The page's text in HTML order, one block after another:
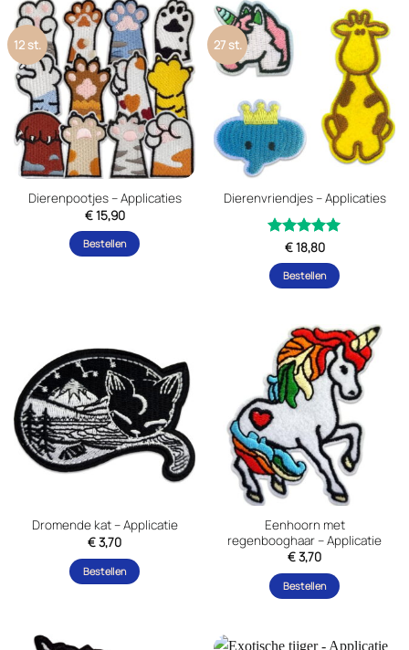
12 st.
Dierenpootjes – Applicaties
€15,90
Bestellen
27 st.
Dierenvriendjes – Applicaties
Gewaardeerd
5uit 5
€18,80
Bestellen
Dromende kat – Applicatie
€3,70
Bestellen
Eenhoorn met
regenbooghaar – Applicatie
€3,70
Bestellen